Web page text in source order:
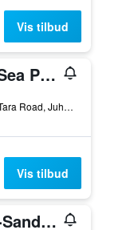
Vis tilbud
Hotel Sea Princess
969, Juhu Tara Road, Juhu Beach, Mumbai, India
Vis tilbud
Sun-n-Sand Mumbai Juhu Beach